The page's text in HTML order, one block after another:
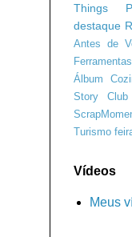
Things
destaque
Antes de
Ferramentas
Álbum
Story Club
Turismo
Vídeos
Meus